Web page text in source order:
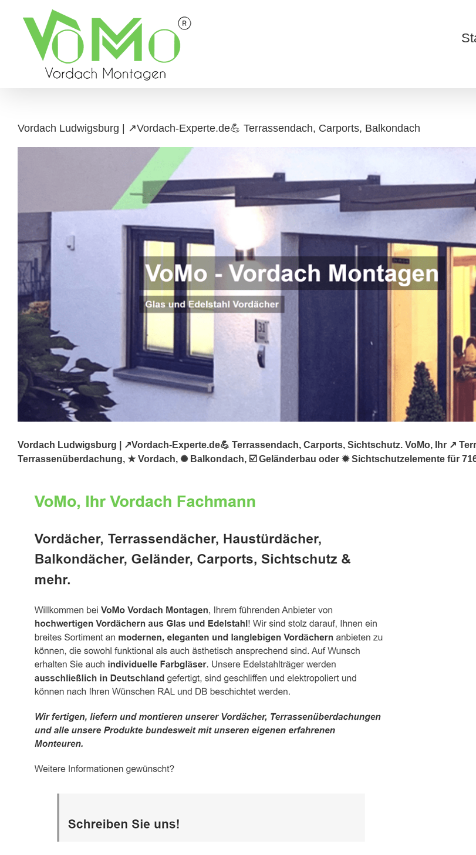
content
Vordach Ludwigsburg | ↗️Vordach-Experte.de💪 Terrassendach, Carports, Balkondach
Vordach Ludwigsburg | ↗️Vordach-Experte.de💪 Terrassendach, Carports, Sichtschutz. VoMo, Ihr ↗️
Terrassenüberdachung, ★ Vordach, ✺ Balkondach, ☑️ Geländerbau oder ✹ Sichtschutzelemente für